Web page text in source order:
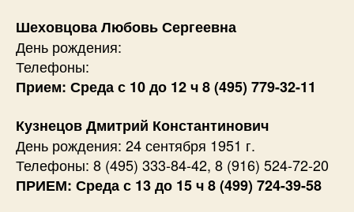
Шеховцова Любовь Сергеевна
День рождения:
Телефоны:
Прием: Среда с 10 до 12 ч 8 (495) 779-32-11
Кузнецов Дмитрий Константинович
День рождения: 24 сентября 1951 г.
Телефоны: 8 (495) 333-84-42, 8 (916) 524-72-20
ПРИЕМ: Среда с 13 до 15 ч 8 (499) 724-39-58